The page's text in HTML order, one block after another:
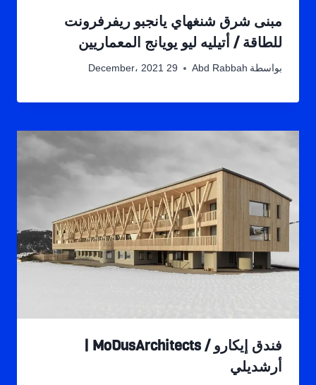
مبنى شرق شنغهاي يانجبو ريفرفرونت
للطاقة / أتيليه ليو يويانج المعماريين
بواسطة Abd Rabbah 29 December، 2021
أرشديلي